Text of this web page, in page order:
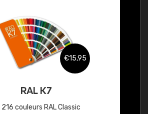
€15,95
RAL K7
216 couleurs RAL Classic